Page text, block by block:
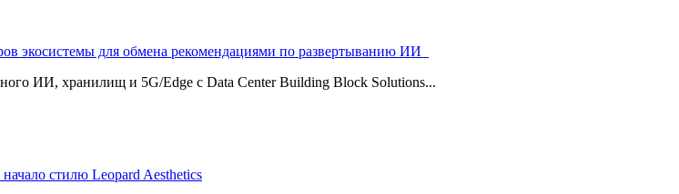
экосистемы для обмена рекомендациями по развертыванию ИИ
ИИ, хранилищ и 5G/Edge с Data Center Building Block Solutions...
стилю Leopard Aesthetics